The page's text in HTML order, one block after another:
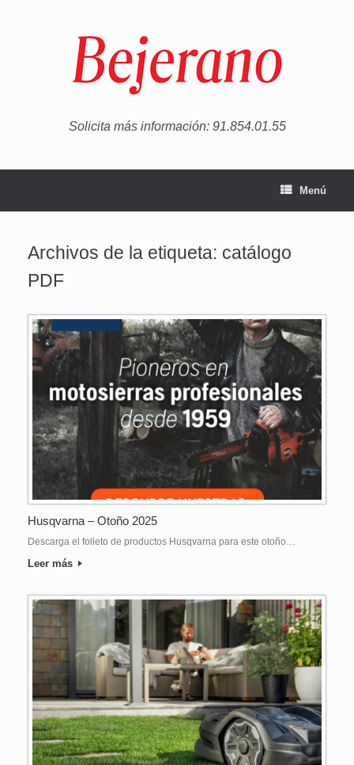
Solicita más información: 91.854.01.55
Menú
Archivos de la etiqueta: catálogo
PDF
Husqvarna – Otoño 2025
Descarga el folleto de productos Husqvarna para este otoño…
Leer más